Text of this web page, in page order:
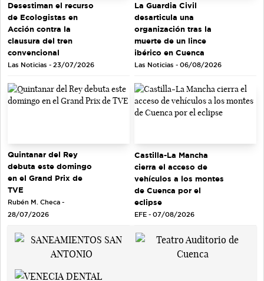
Desestiman el recurso
de Ecologistas en
Acción contra la
clausura del tren
convencional
Las Noticias - 23/07/2026
La Guardia Civil
desarticula una
organización tras la
muerte de un lince
ibérico en Cuenca
Las Noticias - 06/08/2026
Quintanar del Rey
debuta este domingo
en el Grand Prix de
TVE
Rubén M. Checa -
28/07/2026
Castilla-La Mancha
cierra el acceso de
vehículos a los montes
de Cuenca por el
eclipse
EFE - 07/08/2026